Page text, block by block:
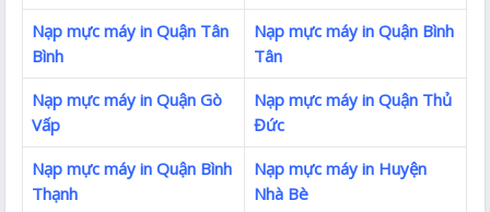
Nạp mực máy in Quận Tân
Bình
Nạp mực máy in Quận Bình
Tân
Nạp mực máy in Quận Gò
Vấp
Nạp mực máy in Quận Thủ
Đức
Nạp mực máy in Quận Bình
Thạnh
Nạp mực máy in Huyện
Nhà Bè